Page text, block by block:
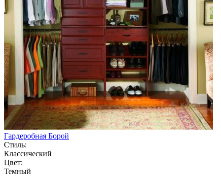
Гардеробная Борой
Стиль:
Классический
Цвет:
Темный